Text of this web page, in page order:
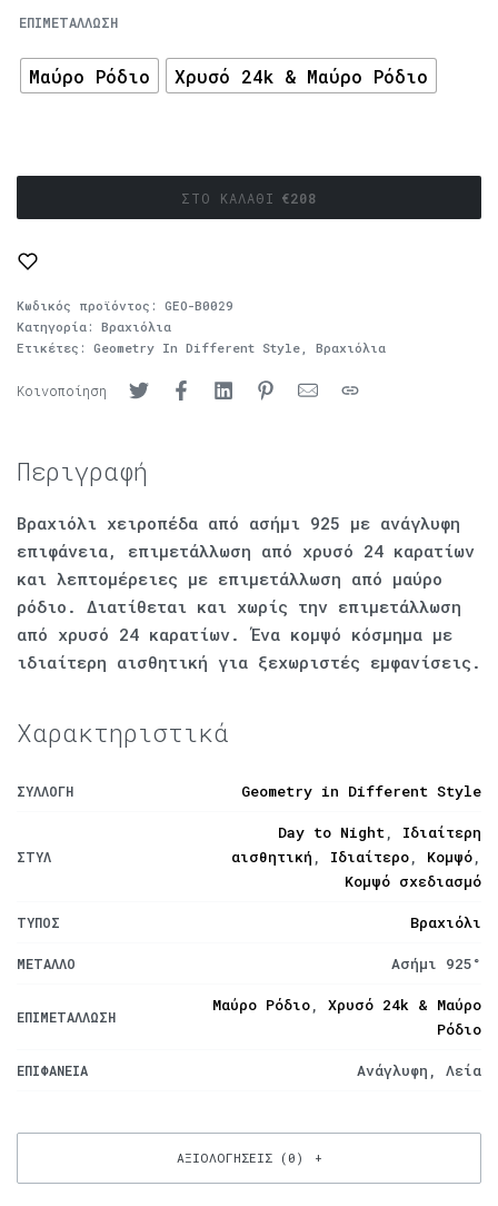
ΕΠΙΜΕΤΆΛΛΩΣΗ
Μαύρο Ρόδιο Χρυσό 24k & Μαύρο Ρόδιο
€208
ΣΤΟ ΚΑΛΆΘΙ
Κωδικός προϊόντος: GEO-B0029
Κατηγορία: Βραχιόλια
Ετικέτες: Geometry In Different Style, Βραχιόλια
Κοινοποίηση
Περιγραφή
Βραχιόλι χειροπέδα από ασήμι 925 με ανάγλυφη
επιφάνεια, επιμετάλλωση από χρυσό 24 καρατίων
και λεπτομέρειες με επιμετάλλωση από μαύρο
ρόδιο. Διατίθεται και χωρίς την επιμετάλλωση
από χρυσό 24 καρατίων. Ένα κομψό κόσμημα με
ιδιαίτερη αισθητική για ξεχωριστές εμφανίσεις.
Χαρακτηριστικά
ΣΥΛΛΟΓΉ Geometry in Different Style
ΣΤΥΛ
Day to Night, Ιδιαίτερη
αισθητική , Ιδιαίτερο, Κομψό,
Κομψό σχεδιασμό
ΤΎΠΟΣ Βραχιόλι
ΜΈΤΑΛΛΟ Ασήμι 925°
ΕΠΙΜΕΤΆΛΛΩΣΗ
Μαύρο Ρόδιο, Χρυσό 24k & Μαύρο
Ρόδιο
ΕΠΙΦΆΝΕΙΑ Ανάγλυφη, Λεία
ΑΞΙΟΛΟΓΉΣΕΙΣ (0)